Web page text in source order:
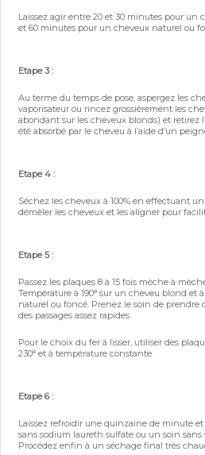
Laissez agir entre 20 et 30 minutes pour un
et 60 minutes pour un cheveux naturel ou
Etape 3 :
Au terme du temps de pose, aspergez les
vaporisateur ou rincez grossièrement les
abondant sur les cheveux blonds) et retirez
été absorbé par le cheveu à l’aide d’un
Etape 4 :
Séchez les cheveux à 100% en effectuant
démêler les cheveux et les aligner pour
Etape 5 :
Passez les plaques 8 à 15 fois mèche à
Température à 190° sur un cheveu blond et
naturel ou foncé. Prenez le soin de prendre
des passages assez rapides.
Pour le choix du fer à lisser, utiliser des
230° et à température constante
Etape 6 :
Laissez refroidir une quinzaine de minute
sans sodium laureth sulfate ou un soin
Procédez enfin à un séchage final très